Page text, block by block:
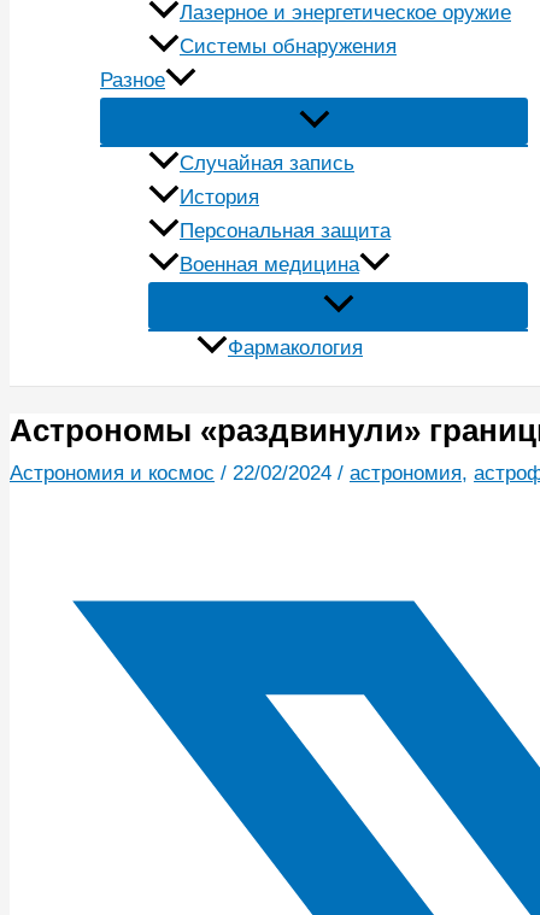
Лазерное и энергетическое оружие
Системы обнаружения
Разное
Случайная запись
История
Персональная защита
Военная медицина
Фармакология
Астрономы «раздвинули»
Астрономия и космос / 22/02/2024 / астрономия,